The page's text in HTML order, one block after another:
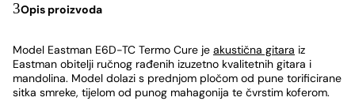
Opis proizvoda
Model Eastman E6D-TC Termo Cure je akustična gitara iz
Eastman obitelji ručnog rađenih izuzetno kvalitetnih gitara i
mandolina. Model dolazi s prednjom pločom od pune torificirane
sitka smreke, tijelom od punog mahagonija te čvrstim koferom.